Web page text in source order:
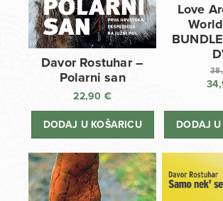
Davor Rostuhar –
Polarni san
22,90 €
DODAJ U KOŠARICU
Love
DODAJ